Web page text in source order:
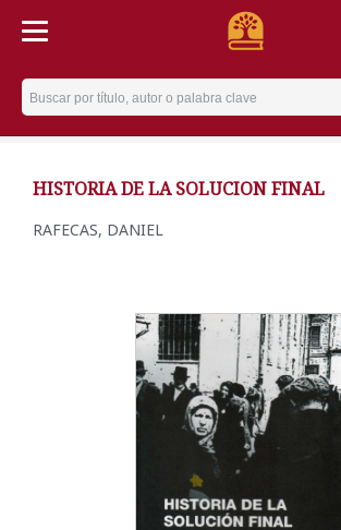
Username
HISTORIA DE LA SOLUCION FINAL
RAFECAS, DANIEL